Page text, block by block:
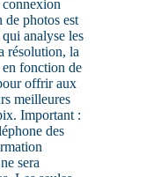
connexion
photos est
analyse les
résolution, la
en fonction de
offrir aux
meilleures
Important :
des
sera